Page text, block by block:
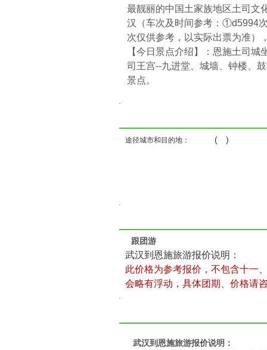
最靓丽的中国土家族地区土司文
汉（车次及时间参考：①d5994
次仅供参考，以实际出票为准）
【今日景点介绍】：恩施土司
司王宫--九进堂、城墙、钟楼、
景点。
途径城市和目的地： ( )
跟团游
武汉到恩施旅游报价说明：
此价格为参考报价，不包含十一
会略有浮动，具体团期、价格请
武汉到恩施旅游报价说明：